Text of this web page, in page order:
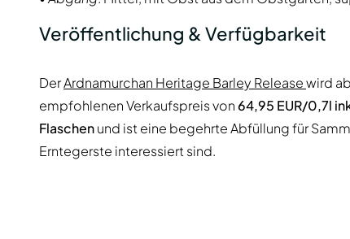
Veröffentlichung & Verfügbarkeit
DerArdnamurchan Heritage Barley Releasewird
empfohlenen Verkaufspreis von 64,95 EUR/0,7l
Flaschenund ist eine begehrte Abfüllung für
Erntegerste interessiert sind.